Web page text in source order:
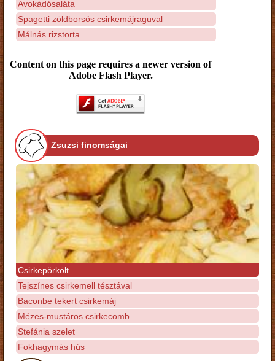
Avokádósaláta
Spagetti zöldborsós csirkemájraguval
Málnás rizstorta
Content on this page requires a newer version of
Adobe Flash Player.
Zsuzsi finomságai
Csirkepörkölt
Tejszínes csirkemell tésztával
Baconbe tekert csirkemáj
Mézes-mustáros csirkecomb
Stefánia szelet
Fokhagymás hús